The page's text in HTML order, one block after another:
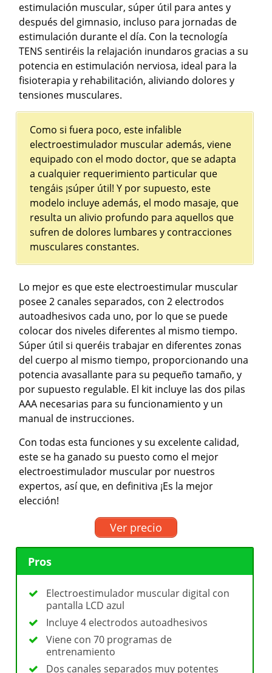
estimulación muscular, súper útil para antes y
después del gimnasio, incluso para jornadas de
estimulación durante el día. Con la tecnología
TENS sentiréis la relajación inundaros gracias a su
potencia en estimulación nerviosa, ideal para la
fisioterapia y rehabilitación, aliviando dolores y
tensiones musculares.
Como si fuera poco, este infalible
electroestimulador muscular además, viene
equipado con el modo doctor, que se adapta
a cualquier requerimiento particular que
tengáis ¡súper útil! Y por supuesto, este
modelo incluye además, el modo masaje, que
resulta un alivio profundo para aquellos que
sufren de dolores lumbares y contracciones
musculares constantes.
Lo mejor es que este electroestimular muscular
posee 2 canales separados, con 2 electrodos
autoadhesivos cada uno, por lo que se puede
colocar dos niveles diferentes al mismo tiempo.
Súper útil si queréis trabajar en diferentes zonas
del cuerpo al mismo tiempo, proporcionando una
potencia avasallante para su pequeño tamaño, y
por supuesto regulable. El kit incluye las dos pilas
AAA necesarias para su funcionamiento y un
manual de instrucciones.
Con todas esta funciones y su excelente calidad,
este se ha ganado su puesto como el mejor
electroestimulador muscular por nuestros
expertos, así que, en definitiva ¡Es la mejor
elección!
Ver precio
Pros
Electroestimulador muscular digital con
pantalla LCD azul
Incluye 4 electrodos autoadhesivos
Viene con 70 programas de
entrenamiento
Dos canales separados muy potentes